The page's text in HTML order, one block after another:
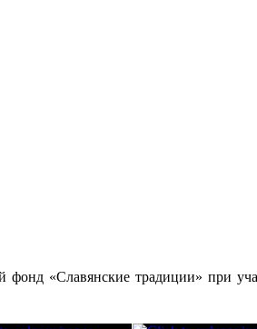
фонд «Славянские традиции» при